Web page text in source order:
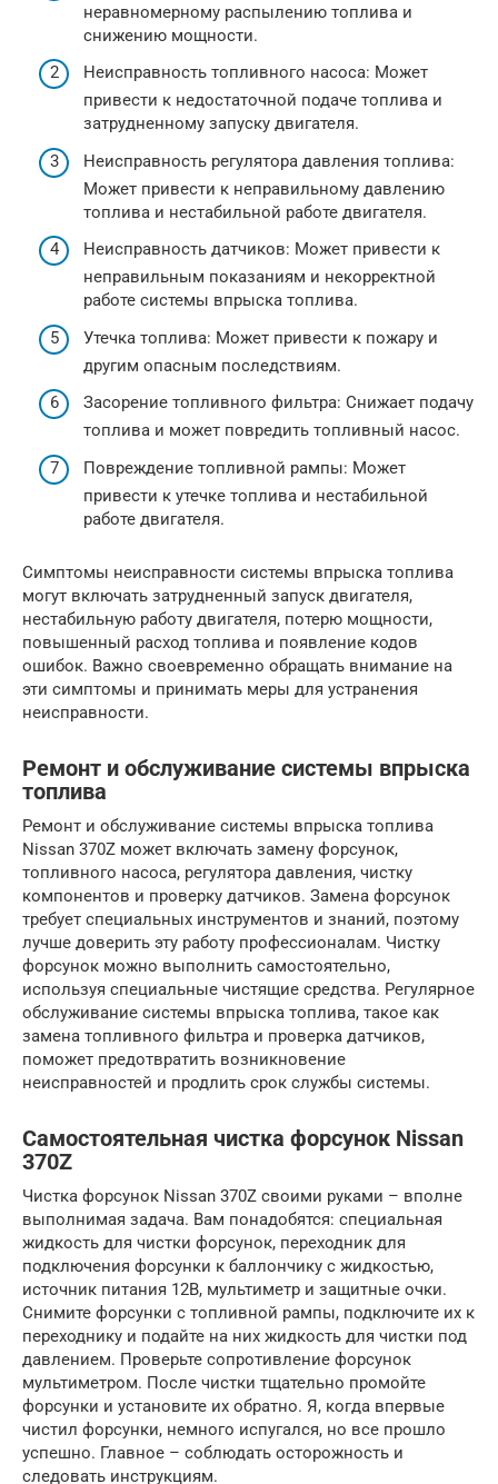
неравномерному распылению топлива и
снижению мощности.
Неисправность топливного насоса: Может
привести к недостаточной подаче топлива и
затрудненному запуску двигателя.
Неисправность регулятора давления топлива:
Может привести к неправильному давлению
топлива и нестабильной работе двигателя.
Неисправность датчиков: Может привести к
неправильным показаниям и некорректной
работе системы впрыска топлива.
Утечка топлива: Может привести к пожару и
другим опасным последствиям.
Засорение топливного фильтра: Снижает подачу
топлива и может повредить топливный насос.
Повреждение топливной рампы: Может
привести к утечке топлива и нестабильной
работе двигателя.
Симптомы неисправности системы впрыска топлива
могут включать затрудненный запуск двигателя,
нестабильную работу двигателя, потерю мощности,
повышенный расход топлива и появление кодов
ошибок. Важно своевременно обращать внимание на
эти симптомы и принимать меры для устранения
неисправности.
Ремонт и обслуживание системы впрыска
топлива
Ремонт и обслуживание системы впрыска топлива
Nissan 370Z может включать замену форсунок,
топливного насоса, регулятора давления, чистку
компонентов и проверку датчиков. Замена форсунок
требует специальных инструментов и знаний, поэтому
лучше доверить эту работу профессионалам. Чистку
форсунок можно выполнить самостоятельно,
используя специальные чистящие средства. Регулярное
обслуживание системы впрыска топлива, такое как
замена топливного фильтра и проверка датчиков,
поможет предотвратить возникновение
неисправностей и продлить срок службы системы.
Самостоятельная чистка форсунок Nissan
370Z
Чистка форсунок Nissan 370Z своими руками – вполне
выполнимая задача. Вам понадобятся: специальная
жидкость для чистки форсунок, переходник для
подключения форсунки к баллончику с жидкостью,
источник питания 12В, мультиметр и защитные очки.
Снимите форсунки с топливной рампы, подключите их к
переходнику и подайте на них жидкость для чистки под
давлением. Проверьте сопротивление форсунок
мультиметром. После чистки тщательно промойте
форсунки и установите их обратно. Я, когда впервые
чистил форсунки, немного испугался, но все прошло
успешно. Главное – соблюдать осторожность и
следовать инструкциям.